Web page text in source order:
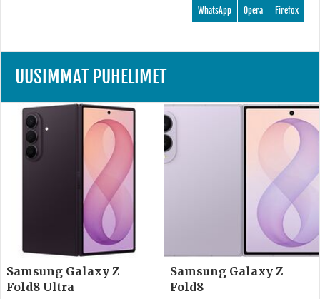
Firefox
Opera
WhatsApp
UUSIMMAT PUHELIMET
Samsung Galaxy Z
Fold8 Ultra
Samsung Galaxy Z
Fold8